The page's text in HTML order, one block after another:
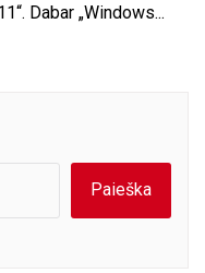
Dabar „Windows...
Paieška